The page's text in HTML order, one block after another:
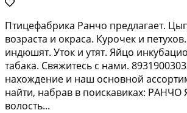
Птицефабрика Ранчо предлагает.
возраста и окраса. Курочек и
индюшят. Уток и утят. Яйцо
табака. Свяжитесь с нами.
нахождение и наш основной
найти, набрав в поискавиках: РАНЧО
волость...